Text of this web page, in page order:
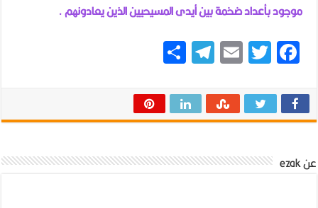
موجود بأعداد ضخمة بين أيدى المسيحيين الذين يعادونهم .
Fa
ce
bo
ok
T
wi
tt
er
E
m
ail
Te
le
gr
a
عن ezak